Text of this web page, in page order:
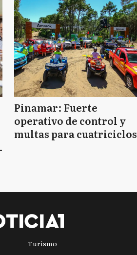
Pinamar: Fuerte
operativo de control y
multas para cuatriciclos
Turismo